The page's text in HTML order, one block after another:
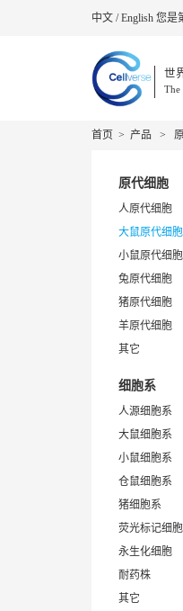
中文 /English 您是
世
The
首页 > 产品 >
原代细胞
人原代细胞
大鼠原代细胞
小鼠原代细胞
兔原代细胞
猪原代细胞
羊原代细胞
其它
细胞系
人源细胞系
大鼠细胞系
小鼠细胞系
仓鼠细胞系
猪细胞系
荧光标记细胞
永生化细胞
耐药株
其它